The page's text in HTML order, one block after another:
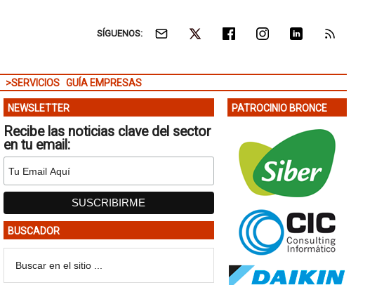
SÍGUENOS:
>SERVICIOS GUÍA EMPRESAS
NEWSLETTER
Recibe las noticias clave del sector
en tu email:
BUSCADOR
PATROCINIO BRONCE